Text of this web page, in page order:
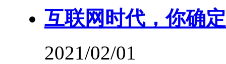
互联网时代，你确
2021/02/01